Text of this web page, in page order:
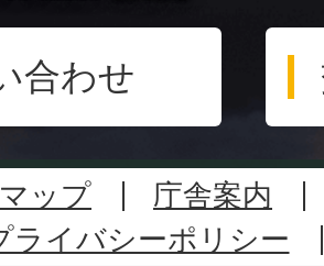
合わせ
ップ
庁舎案内
ライバシーポリシー